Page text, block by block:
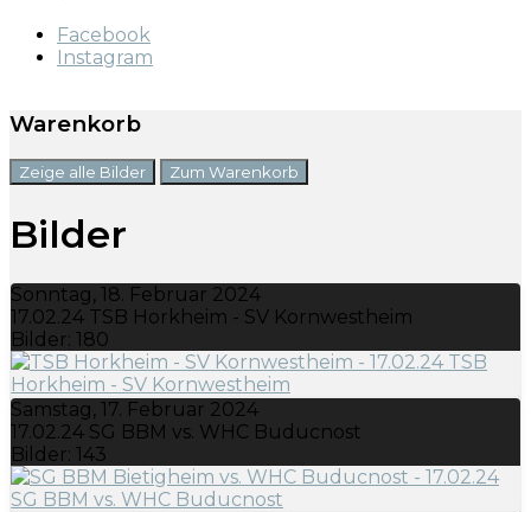
Facebook
Instagram
Warenkorb
Zeige alle Bilder Zum Warenkorb
Bilder
Sonntag, 18. Februar 2024
17.02.24 TSB Horkheim - SV Kornwestheim
Bilder: 180
Samstag, 17. Februar 2024
17.02.24 SG BBM vs. WHC Buducnost
Bilder: 143